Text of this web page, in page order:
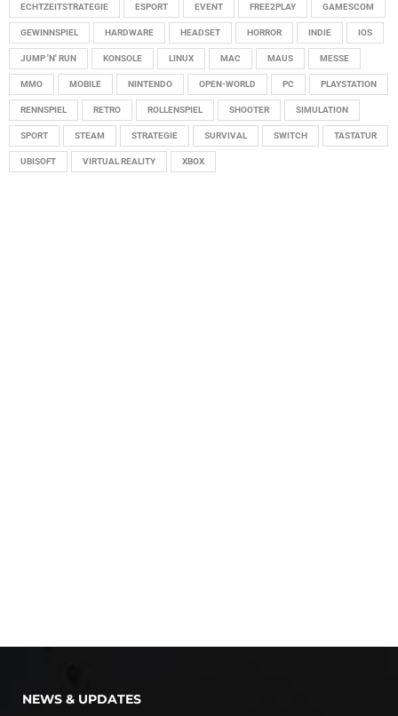
ECHTZEITSTRATEGIE ESPORT EVENT FREE2PLAY GAMESCOM
GEWINNSPIEL HARDWARE HEADSET HORROR INDIE IOS
JUMP 'N' RUN KONSOLE LINUX MAC MAUS MESSE
MMO MOBILE NINTENDO OPEN-WORLD PC PLAYSTATION
RENNSPIEL RETRO ROLLENSPIEL SHOOTER SIMULATION
SPORT STEAM STRATEGIE SURVIVAL SWITCH TASTATUR
UBISOFT VIRTUAL REALITY XBOX
NEWS & UPDATES